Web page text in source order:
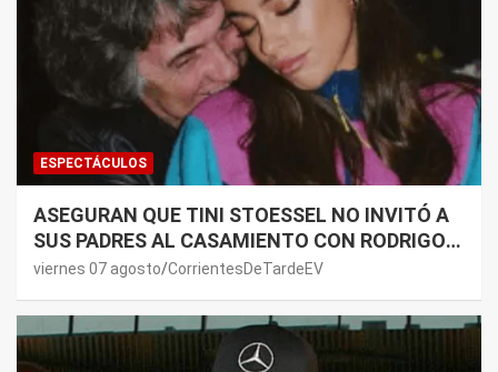
ESPECTÁCULOS
ASEGURAN QUE TINI STOESSEL NO INVITÓ A
SUS PADRES AL CASAMIENTO CON RODRIGO
DE PAUL: LOS MOTIVOS
viernes 07 agosto CorrientesDeTardeEV